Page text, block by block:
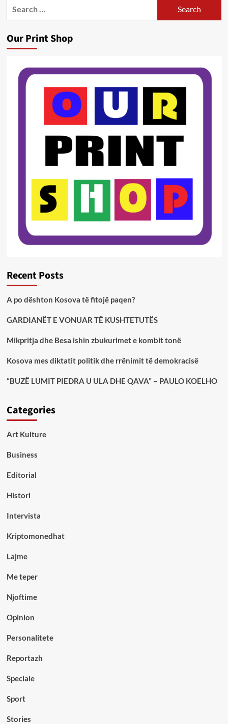
Our Print Shop
Recent Posts
A po dështon Kosova të fitojë paqen?
GARDIANËT E VONUAR TË KUSHTETUTËS
Mikpritja dhe Besa ishin zbukurimet e kombit tonë
Kosova mes diktatit politik dhe rrënimit të demokracisë
“BUZË LUMIT PIEDRA U ULA DHE QAVA” – PAULO KOELHO
Categories
Art Kulture
Business
Editorial
Histori
Intervista
Kriptomonedhat
Lajme
Me teper
Njoftime
Opinion
Personalitete
Reportazh
Speciale
Sport
Stories